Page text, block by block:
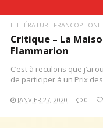
LITTÉRATURE FRANCOPHONE
Critique – La
Flammarion
C’est à reculons que j’ai
de participer à un Prix
JANVIER 27, 2020 0